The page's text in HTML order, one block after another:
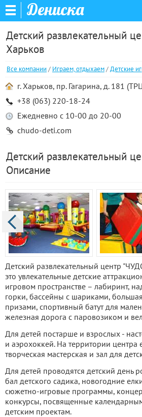
Дениска
Детский развлекательный
Харьков
Все компании/ Играем, отдыхаем/Детские
г. Харьков, пр. Гагарина, д. 181
+38 (063) 220-18-24
Ежедневно с 10-00 до 20-00
chudo-deti.com
Детский развлекательный
Описание
Детский развлекательный центр
это увлекательные детские
игровом пространстве – лабиринт,
горки, бассейны с шариками,
призами, спортивный батут для
железная дорога с паровозиком и
Для детей постарше и взрослых -
и аэрохоккей. На территории центра
творческая мастерская и зал для
Для детей проводятся детский день
бал детского садика, новогодние
сюжетно-игровые программы,
конкурсы, посвященные
детским проектам.